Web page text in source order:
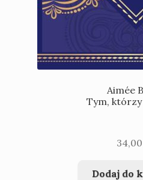
Aimée
Tym,
34,00
Dodaj do